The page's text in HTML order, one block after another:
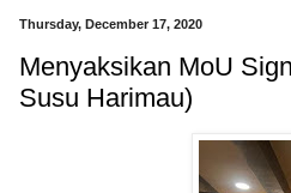
Thursday, December 17, 2020
Menyaksikan MoU
Susu Harimau)